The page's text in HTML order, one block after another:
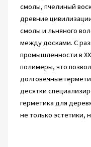
смолы, пчелиный
древние
смолы и льняного
между досками. С
промышленности в
полимеры, что
долговечные
десятки
герметика для
не только эстетики,